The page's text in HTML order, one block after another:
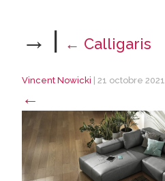
→ | ← Calligaris
Vincent Nowicki 21 octobre 2021
←